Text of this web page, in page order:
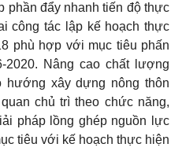
phần đẩy nhanh tiến độ thực
công tác lập kế hoạch thực
phù hợp với mục tiêu phấn
Nâng cao chất lượng
hướng xây dựng nông thôn
chủ trì theo chức năng,
pháp lồng ghép nguồn lực
tiêu với kế hoạch thực hiện